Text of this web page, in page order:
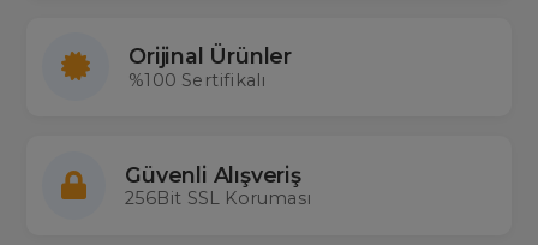
Orijinal Ürünler
%100 Sertifikalı
Güvenli Alışveriş
256Bit SSL Koruması